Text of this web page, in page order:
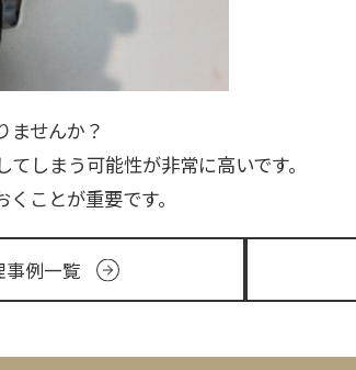
ませんか？
しまう可能性が非常に高いです。
ことが重要です。
事例一覧